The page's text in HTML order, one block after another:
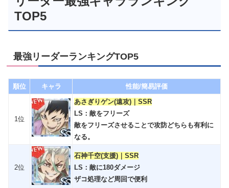
TOP5
最強リーダーランキングTOP5
順位 キャラ 性能/簡易評価
1位
あさぎりゲン(遠攻)｜SSR
LS：敵をフリーズ
敵をフリーズさせることで攻防どちらも有利に
なる。
2位
石神千空(支援)｜SSR
LS：敵に180ダメージ
ザコ処理など周回で便利